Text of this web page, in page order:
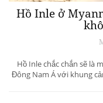
Hồ Inle ở
Hồ Inle chắc chắn sẽ là
Đông Nam Á với khung